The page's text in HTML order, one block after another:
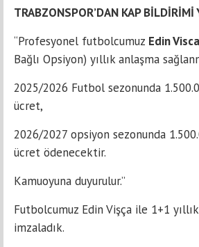
TRABZONSPOR’DAN KAP BİLDİRİMİ
“Profesyonel futbolcumuz Edin Visca
Bağlı Opsiyon) yıllık anlaşma
2025/2026 Futbol sezonunda
ücret,
2026/2027 opsiyon sezonunda
ücret ödenecektir.
Kamuoyuna duyurulur.”
Futbolcumuz Edin Vişça ile 1+1
imzaladık.